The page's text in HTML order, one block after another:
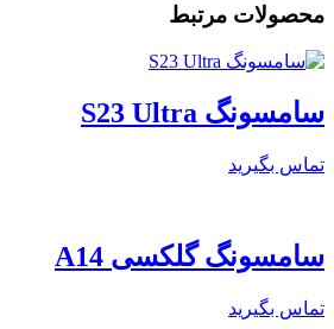
محصولات مرتبط
سامسونگ S23 Ultra
تماس بگیرید
سامسونگ گلکسی A14
تماس بگیرید